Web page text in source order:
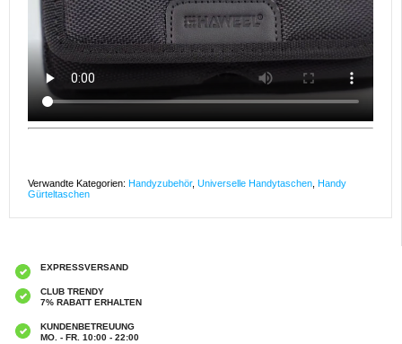
Verwandte Kategorien: Handyzubehör, Universelle Handytaschen Handy
Gürteltaschen
EXPRESSVERSAND
CLUB TRENDY
7% RABATT ERHALTEN
KUNDENBETREUUNG
MO. - FR. 10:00 - 22:00